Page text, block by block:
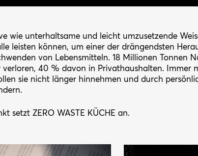
wie unterhaltsame und leicht umzusetzende
leisten können, um einer der drängendsten
von Lebensmitteln. 18 Millionen Tonnen
verloren, 40 % davon in Privathaushalten. Immer
sie nicht länger hinnehmen und durch
setzt ZERO WASTE KÜCHE an.